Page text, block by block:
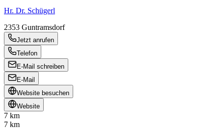
Hr. Dr. Schügerl
2353 Guntramsdorf
Jetzt anrufen
Telefon
E-Mail schreiben
E-Mail
Website besuchen
Website
7 km
7 km